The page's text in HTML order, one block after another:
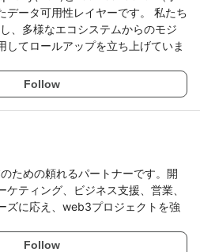
データ可用性レイヤーです。 私たち
、多様なエコシステムからのモジ
してロールアップを立ち上げていま
Follow
ための頼れるパートナーです。開
ティング、ビジネス支援、営業、
ズに応え、web3プロジェクトを強
Follow